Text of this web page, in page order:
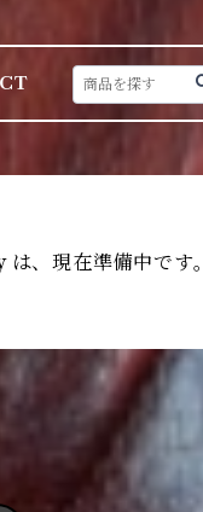
、現在準備中です。